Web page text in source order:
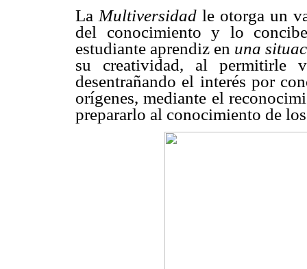
La Multiversidad le otorga un
del conocimiento y lo
estudiante aprendiz en una
su creatividad, al
desentrañando el interés por
orígenes, mediante el
prepararlo al conocimiento de